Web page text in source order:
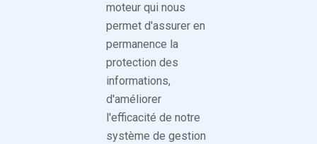
moteur qui nous
permet d'assurer en
permanence la
protection des
informations,
d'améliorer
l'efficacité de notre
système de gestion